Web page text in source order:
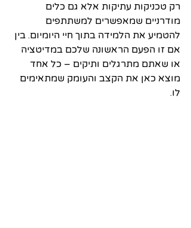
רק טכניקות עתיקות אלא גם כלים
מודרניים שמאפשרים למשתתפים
להטמיע את הלמידה בתוך חיי היומיום. בין
אם זו הפעם הראשונה שלכם במדיטציה
או שאתם מתרגלים ותיקים – כל אחד
מוצא כאן את הקצב והעומק שמתאימים
לו.